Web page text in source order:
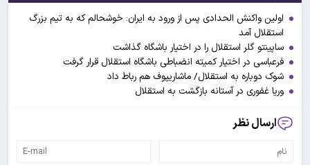
اولین واکنش الحدادی پس از ورود به ایران: خوشحالم که به تیم بزرگ
استقلال آمد
ساپینتو گلر استقلال را در اختیار باشگاه گذاشت
فرعباسی در اختیار کمیته انضباطی باشگاه استقلال قرار گرفت
شوک دوباره به استقلال/ ماشاریپوف هم رباط داد
وریا غفوری در آستانه بازگشت به استقلال
ارسال نظر